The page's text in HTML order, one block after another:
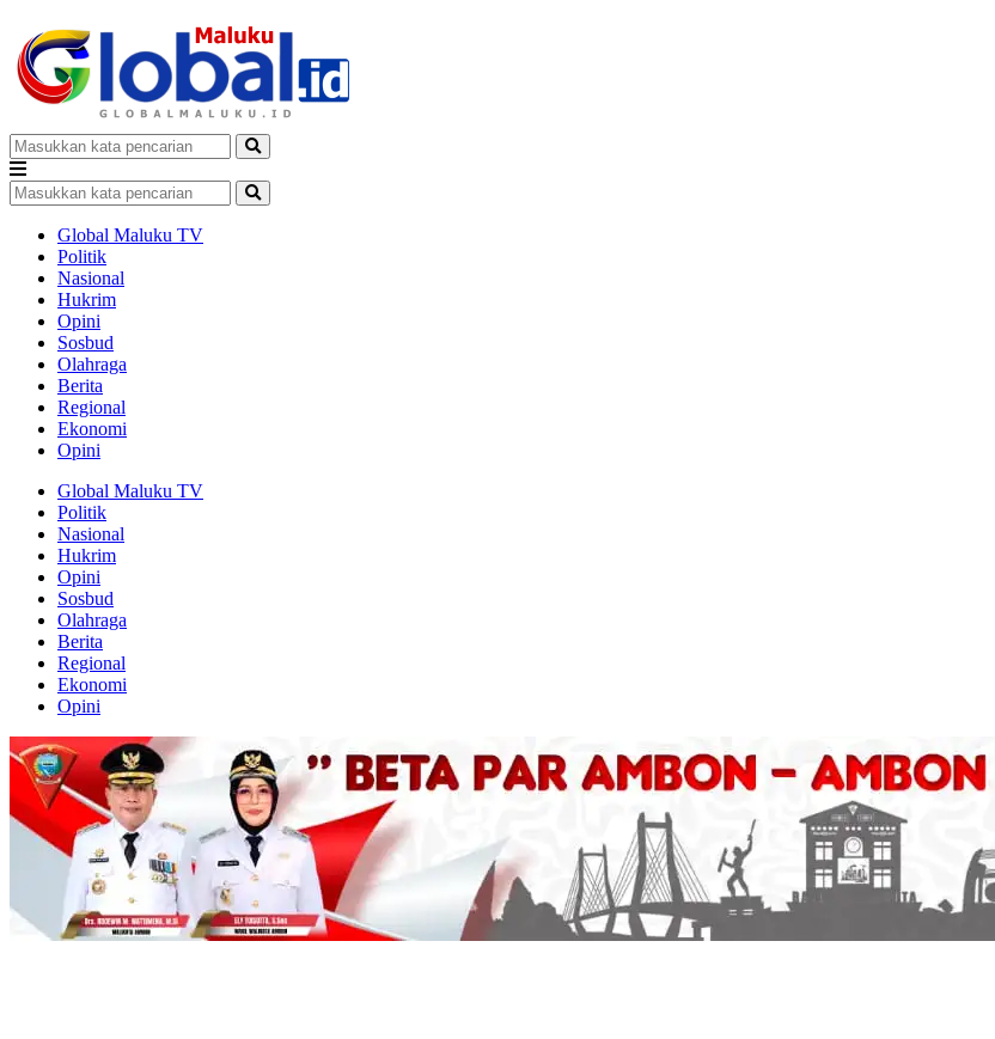
Global Maluku TV
Politik
Nasional
Hukrim
Opini
Sosbud
Olahraga
Berita
Regional
Ekonomi
Opini
Global Maluku TV
Politik
Nasional
Hukrim
Opini
Sosbud
Olahraga
Berita
Regional
Ekonomi
Opini